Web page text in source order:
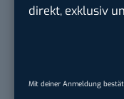
direkt, exklusiv
Mit deiner Anmeldung
Viele moderne